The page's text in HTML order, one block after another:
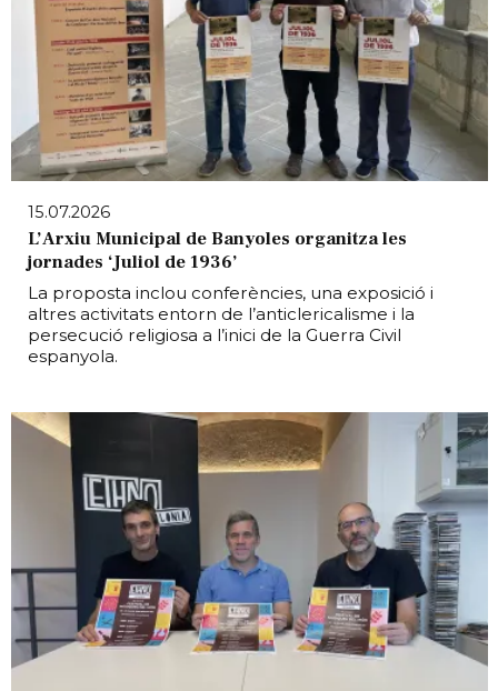
15.07.2026
L’Arxiu Municipal de Banyoles organitza les
jornades ‘Juliol de 1936’
La proposta inclou conferències, una exposició i
altres activitats entorn de l’anticlericalisme i la
persecució religiosa a l’inici de la Guerra Civil
espanyola.